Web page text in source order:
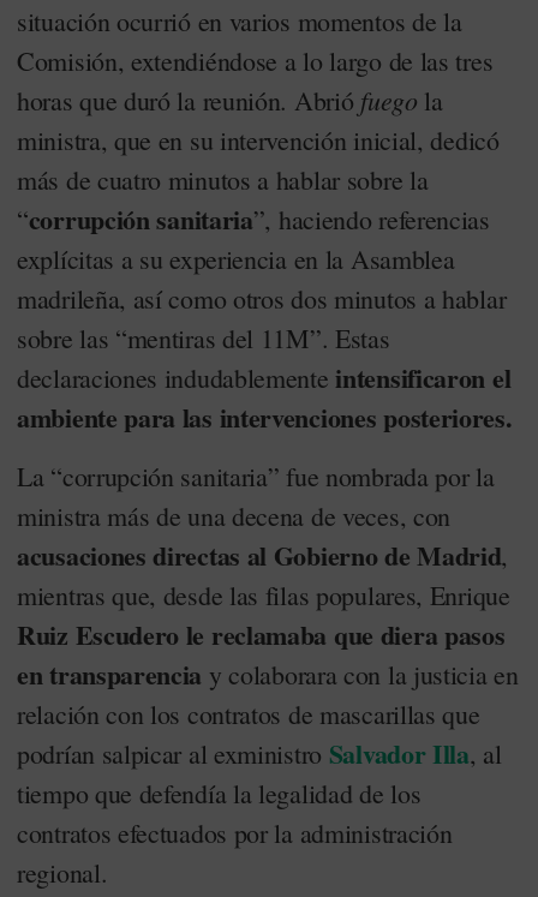
situación ocurrió en varios momentos de la
Comisión, extendiéndose a lo largo de las tres
horas que duró la reunión. Abrió fuego la
ministra, que en su intervención inicial, dedicó
más de cuatro minutos a hablar sobre la
“corrupción sanitaria”, haciendo referencias
explícitas a su experiencia en la Asamblea
madrileña, así como otros dos minutos a hablar
sobre las “mentiras del 11M”. Estas
declaraciones indudablementeintensificaron el
ambiente para las intervenciones posteriores.
La “corrupción sanitaria” fue nombrada por la
ministra más de una decena de veces, con
acusaciones directas al Gobierno de Madrid,
mientras que, desde las filas populares, Enrique
Ruiz Escudero le reclamaba que diera pasos
en transparencia y colaborara con la justicia en
relación con los contratos de mascarillas que
podrían salpicar al exministro Salvador Illa, al
tiempo que defendía la legalidad de los
contratos efectuados por la administración
regional.